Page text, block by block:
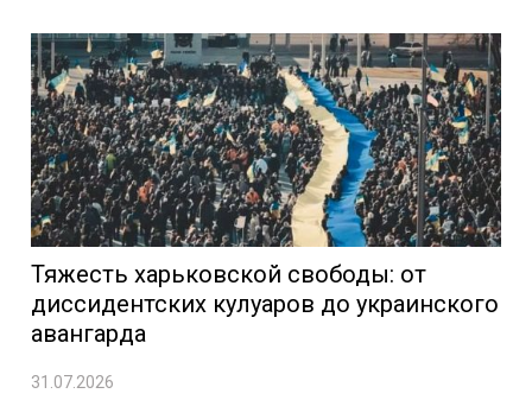
Тяжесть харьковской свободы: от
диссидентских кулуаров до украинского
авангарда
31.07.2026